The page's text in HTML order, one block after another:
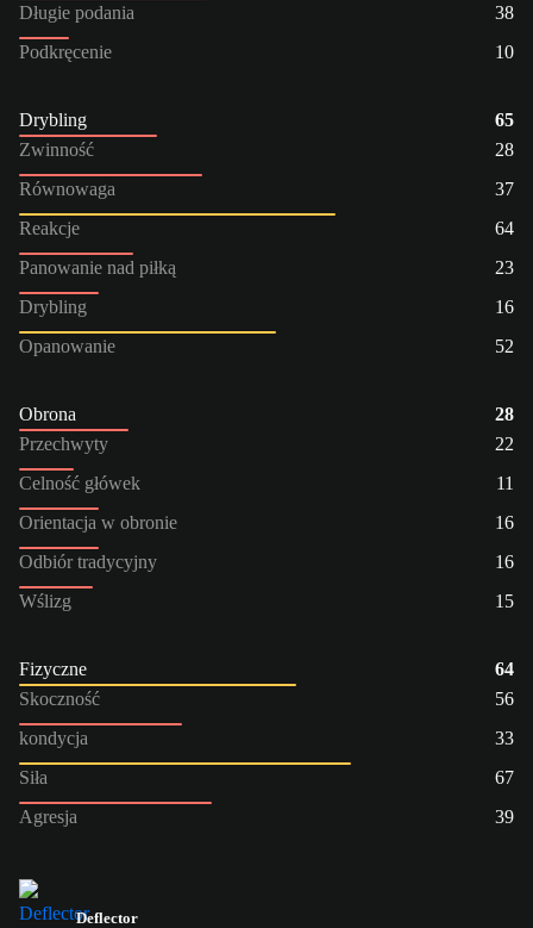
Długie podania
38
Podkręcenie
10
Drybling
65
Zwinność
28
Równowaga
37
Reakcje
64
Panowanie nad piłką
23
Drybling
16
Opanowanie
52
Obrona
28
Przechwyty
22
Celność główek
11
Orientacja w obronie
16
Odbiór tradycyjny
16
Wślizg
15
Fizyczne
64
Skoczność
56
kondycja
33
Siła
67
Agresja
39
Deflector